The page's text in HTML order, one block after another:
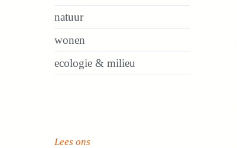
natuur
wonen
ecologie & milieu
Lees ons